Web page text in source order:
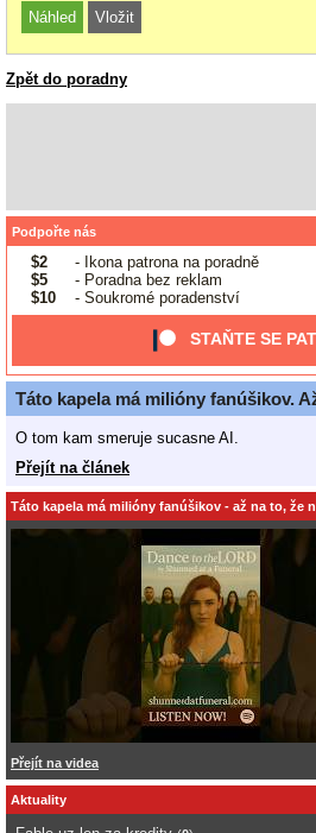
Zpět do poradny
Podpořte nás
$2
- Ikona patrona na poradně
$5
- Poradna bez reklam
$10
- Soukromé poradenství
STAŇTE SE
Táto kapela má milióny fanúšikov.
O tom kam smeruje sucasne AI.
Přejít na článek
Táto kapela má milióny fanúšikov - až na to, že
Přejít na videa
Aktuality